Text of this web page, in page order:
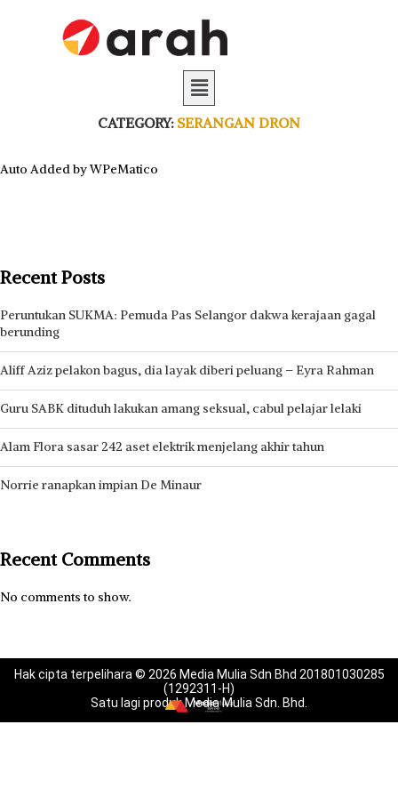
CATEGORY: SERANGAN DRON
Auto Added by WPeMatico
Recent Posts
Peruntukan SUKMA: Pemuda Pas Selangor dakwa kerajaan gagal
berunding
Aliff Aziz pelakon bagus, dia layak diberi peluang – Eyra Rahman
Guru SABK dituduh lakukan amang seksual, cabul pelajar lelaki
Alam Flora sasar 242 aset elektrik menjelang akhir tahun
Norrie ranapkan impian De Minaur
Recent Comments
No comments to show.
Hak cipta terpelihara © 2026 Media Mulia Sdn Bhd 201801030285
(1292311-H)
Satu lagi produk Media Mulia Sdn. Bhd.